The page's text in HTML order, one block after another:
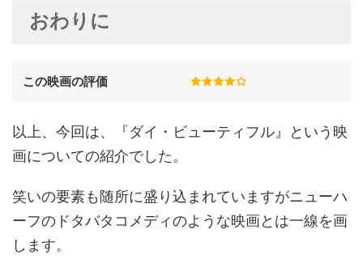
おわりに
この映画の評価
以上、今回は、『ダイ・ビューティフル』という映
画についての紹介でした。
笑いの要素も随所に盛り込まれていますがニューハ
ーフのドタバタコメディのような映画とは一線を画
します。